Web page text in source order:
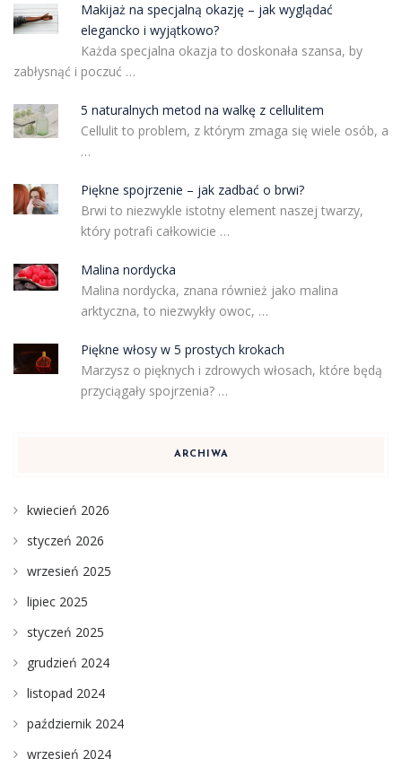
Makijaż na specjalną okazję – jak wyglądać
elegancko i wyjątkowo?
Każda specjalna okazja to doskonała szansa, by
zabłysnąć i poczuć …
5 naturalnych metod na walkę z cellulitem
Cellulit to problem, z którym zmaga się wiele osób, a
…
Piękne spojrzenie – jak zadbać o brwi?
Brwi to niezwykle istotny element naszej twarzy,
który potrafi całkowicie …
Malina nordycka
Malina nordycka, znana również jako malina
arktyczna, to niezwykły owoc, …
Piękne włosy w 5 prostych krokach
Marzysz o pięknych i zdrowych włosach, które będą
przyciągały spojrzenia? …
ARCHIWA
kwiecień 2026
styczeń 2026
wrzesień 2025
lipiec 2025
styczeń 2025
grudzień 2024
listopad 2024
październik 2024
wrzesień 2024